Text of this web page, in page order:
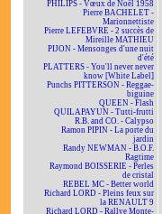
PHILIPS - Vœux de Noël 1958
Pierre BACHELET -
Marionnettiste
Pierre LEFEBVRE - 2 succès de
Mireille MATHIEU
PIJON - Mensonges d'une nuit
d'été
PLATTERS - You'll never never
know [White Label]
Punchs PITTERSON - Reggae-
biguine
QUEEN - Flash
QUILAPAYUN - Tutti-frutti
R.B. and CO. - Calypso
Ramon PIPIN - La porte du
jardin
Randy NEWMAN - B.O.F.
Ragtime
Raymond BOISSERIE - Perles
de cristal
REBEL MC - Better world
Richard LORD - Pleins feux sur
la RENAULT 9
Richard LORD - Rallye Monte-